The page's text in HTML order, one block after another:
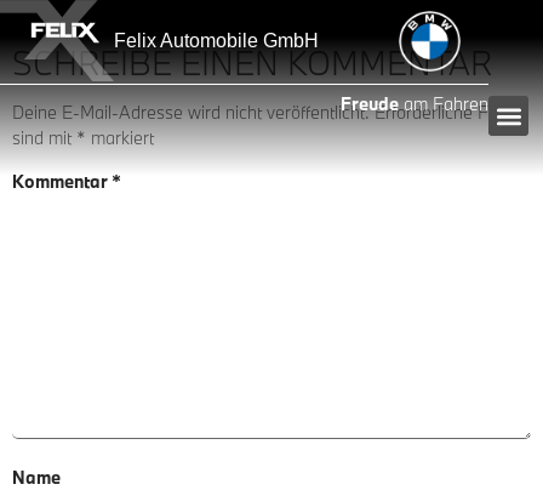
springen
Felix Automobile GmbH
Freudeam Fahren
AGBs M Driving Exp.
SCHREIBE EINEN KOMMENTAR
Deine E-Mail-Adresse wird nicht veröffentlicht. Erforderliche Felder
sind mit*markiert
Kommentar *
Name